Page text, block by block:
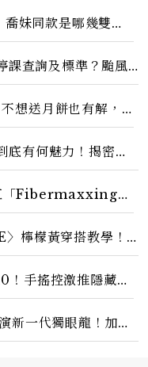
妹同款是哪幾雙？
課查詢及標準？颱風
想送月餅也有解，
有何魅力！揭密男
何打造日不落的透亮
「Fibermaxxing」
吃菜
檸檬黃穿搭教學！
必跟上
手搖控激推隱藏版
一代獨眼龍！加入
Sink